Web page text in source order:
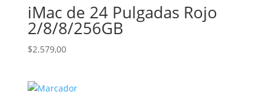
iMac de 24 Pulgadas Rojo
2/8/8/256GB
$2.579,00